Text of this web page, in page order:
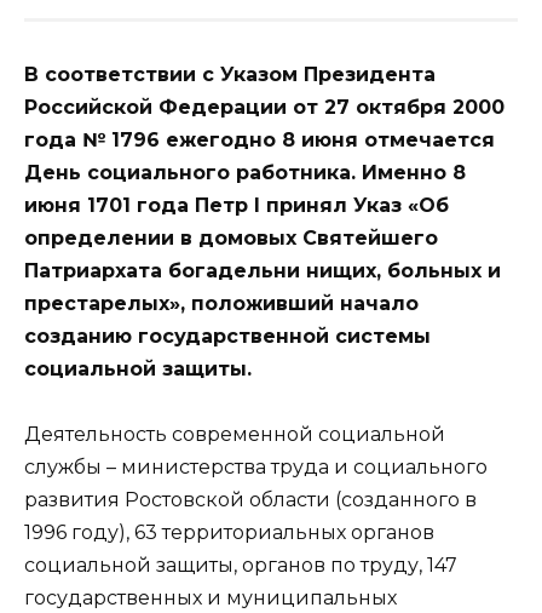
В соответствии с Указом Президента
Российской Федерации от 27 октября 2000
года № 1796 ежегодно 8 июня отмечается
День социального работника. Именно 8
июня 1701 года Петр I принял Указ «Об
определении в домовых Святейшего
Патриархата богадельни нищих, больных и
престарелых», положивший начало
созданию государственной системы
социальной защиты.
Деятельность современной социальной
службы – министерства труда и социального
развития Ростовской области (созданного в
1996 году), 63 территориальных органов
социальной защиты, органов по труду, 147
государственных и муниципальных